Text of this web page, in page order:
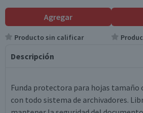
Agregar
Producto sin calificar
Descripción
Funda protectora para hojas
con todo sistema de archivadores.